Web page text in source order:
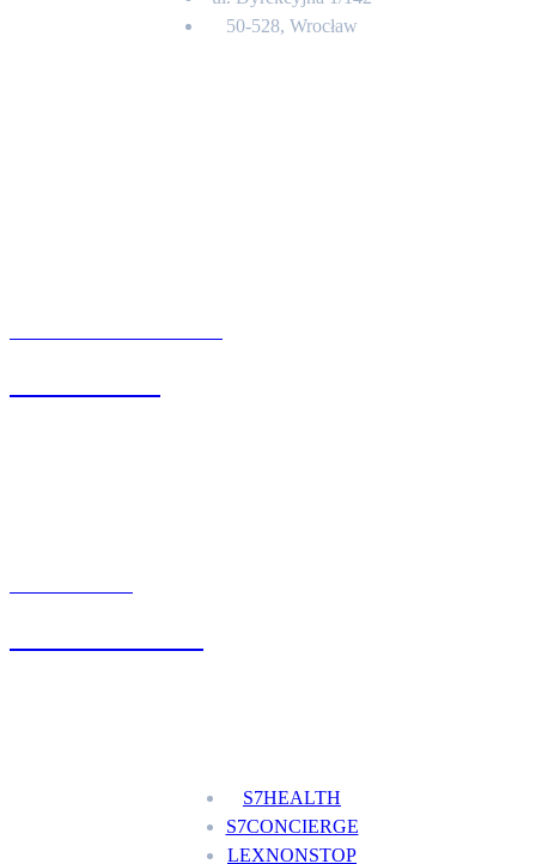
50-528, Wrocław
S7HEALTH
S7CONCIERGE
LEXNONSTOP